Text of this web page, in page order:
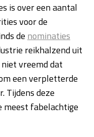
is over een aantal
voor de
de nominaties
reikhalzend uit
vreemd dat
een verpletterde
Tijdens deze
meest fabelachtige